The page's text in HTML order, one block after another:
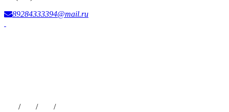
89284333394@mail.ru
/ / /